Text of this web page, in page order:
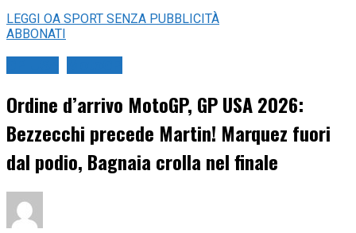
LEGGI OA SPORT SENZA PUBBLICITÀ
ABBONATI
Ordine d’arrivo MotoGP, GP USA 2026:
Bezzecchi precede Martin! Marquez fuori
dal podio, Bagnaia crolla nel finale